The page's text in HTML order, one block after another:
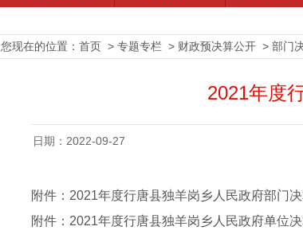
您现在的位置： 首页 > 专题专栏 > 财政预决算公开 > 部门
2021年度
日期：2022-09-27
附件： 2021年度行唐县独羊岗乡人民政府部门
附件： 2021年度行唐县独羊岗乡人民政府单位